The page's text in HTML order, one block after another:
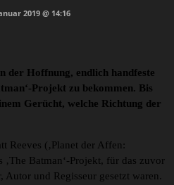
2019 @ 14:16
der Hoffnung, endlich handfeste
Projekt zu bekommen. Bis
Gerücht, welche Richtung der
Reeves (‚Planet der Affen:
Batman‘-Projekt, für das zuvor
und Regisseur gesetzt waren.